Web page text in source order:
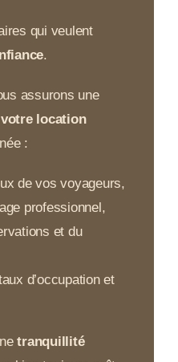
qui veulent
.
assurons une
location
:
de vos voyageurs,
professionnel,
et du
d’occupation et
tranquillité